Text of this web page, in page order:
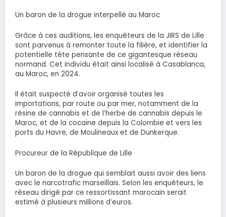
Un baron de la drogue interpellé au Maroc
Grâce à ces auditions, les enquêteurs de la JIRS de Lille
sont parvenus à remonter toute la filière, et identifier la
potentielle tête pensante de ce gigantesque réseau
normand. Cet individu était ainsi localisé à Casablanca,
au Maroc, en 2024.
Il était suspecté d’avoir organisé toutes les
importations, par route ou par mer, notamment de la
résine de cannabis et de l’herbe de cannabis depuis le
Maroc, et de la cocaïne depuis la Colombie et vers les
ports du Havre, de Moulineaux et de Dunkerque.
Procureur de la République de Lille
Un baron de la drogue qui semblait aussi avoir des liens
avec le narcotrafic marseillais. Selon les enquêteurs, le
réseau dirigé par ce ressortissant marocain serait
estimé à plusieurs millions d’euros.